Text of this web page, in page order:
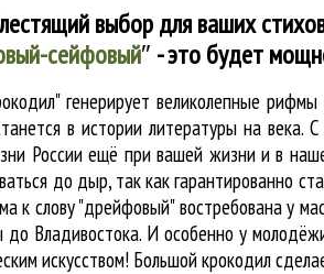
выбор для ваших
сейфовый″ - это будет
генерирует великолепные рифмы
в истории литературы на
России ещё при вашей жизни и в
до дыр, так как гарантированно
к слову "дрейфовый" востребована у
Владивостока. И особенно у
искусством! Большой крокодил